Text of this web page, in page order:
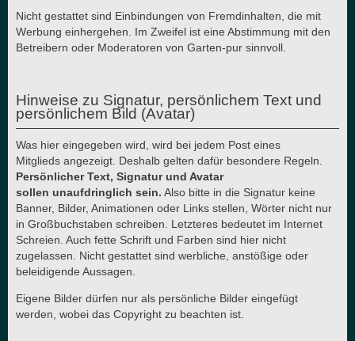
Nicht gestattet sind Einbindungen von Fremdinhalten, die mit
Werbung einhergehen. Im Zweifel ist eine Abstimmung mit den
Betreibern oder Moderatoren von Garten-pur sinnvoll.
Hinweise zu Signatur, persönlichem Text und
persönlichem Bild (Avatar)
Was hier eingegeben wird, wird bei jedem Post eines
Mitglieds angezeigt. Deshalb gelten dafür besondere Regeln.
Persönlicher Text, Signatur und Avatar
sollen unaufdringlich sein. Also bitte in die Signatur keine
Banner, Bilder, Animationen oder Links stellen, Wörter nicht nur
in Großbuchstaben schreiben. Letzteres bedeutet im Internet
Schreien. Auch fette Schrift und Farben sind hier nicht
zugelassen. Nicht gestattet sind werbliche, anstößige oder
beleidigende Aussagen.
Eigene Bilder dürfen nur als persönliche Bilder eingefügt
werden, wobei das Copyright zu beachten ist.